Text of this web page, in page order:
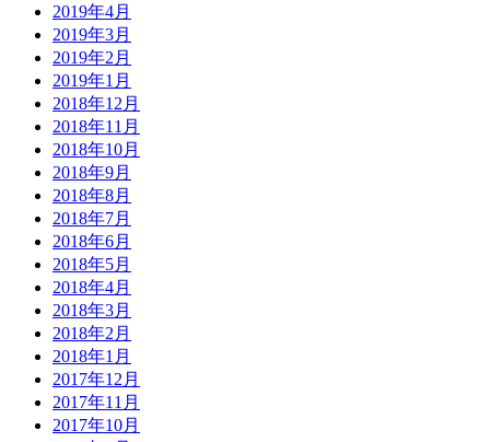
2019年4月
2019年3月
2019年2月
2019年1月
2018年12月
2018年11月
2018年10月
2018年9月
2018年8月
2018年7月
2018年6月
2018年5月
2018年4月
2018年3月
2018年2月
2018年1月
2017年12月
2017年11月
2017年10月